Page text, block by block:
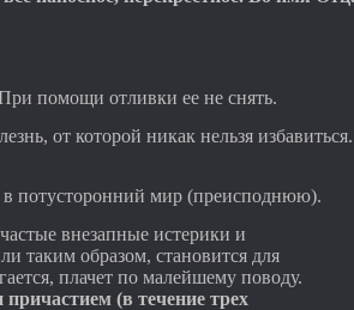
помощи отливки ее не снять.
от которой никак нельзя избавиться.
в потусторонний мир (преисподнюю).
внезапные истерики и
таким образом, становится для
плачет по малейшему поводу.
(в течение трех